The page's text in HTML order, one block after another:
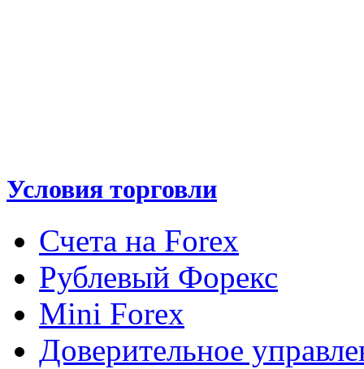
Условия торговли
Счета на Forex
Рублевый Форекс
Mini Forex
Доверительное